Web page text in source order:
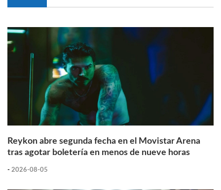
Reykon abre segunda fecha en el Movistar Arena
tras agotar boletería en menos de nueve horas
- 2026-08-05